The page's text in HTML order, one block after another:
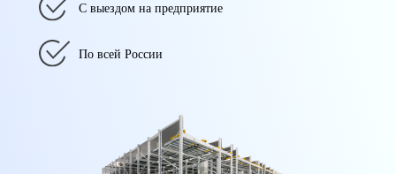
С выездом на предприятие
По всей России